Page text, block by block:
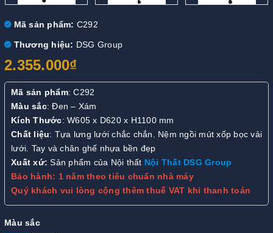
Mã sản phẩm: C292
Thương hiệu: DSG Group
2.355.000₫
Mã sản phẩm: C292
Màu sắc: Đen – Xám
Kích Thước: W605 x D620 x H1100 mm
Chất liệu: Tựa lưng lưới chắc chắn. Nệm ngồi mút xốp bọc vải
lưới. Tay và chân ghế nhựa bền đẹp
Xuất xứ: Sản phẩm của Nội thất Nội Thất DSG Group
Bảo hành: 1 năm theo tiêu chuẩn nhà máy
Quý khách vui lòng cộng thêm thuế VAT khi thanh toán
Màu sắc